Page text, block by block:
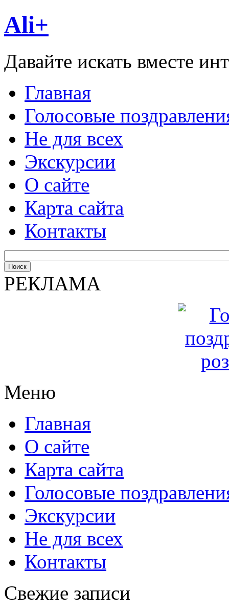
Ali+
Давайте искать вместе
Главная
Голосовые
Не для всех
Экскурсии
О сайте
Карта сайта
Контакты
РЕКЛАМА
Меню
Главная
О сайте
Карта сайта
Голосовые
Экскурсии
Не для всех
Контакты
Свежие записи